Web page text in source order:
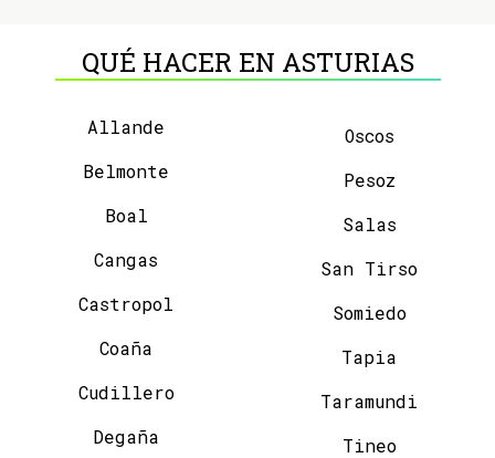
QUÉ HACER EN ASTURIAS
Allande
Belmonte
Boal
Cangas
Castropol
Coaña
Cudillero
Degaña
Oscos
Pesoz
Salas
San Tirso
Somiedo
Tapia
Taramundi
Tineo